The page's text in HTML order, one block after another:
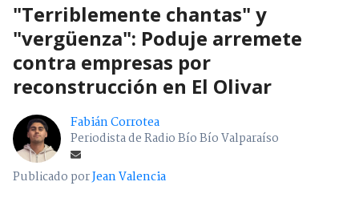
"Terriblemente chantas" y
"vergüenza": Poduje arremete
contra empresas por
reconstrucción en El Olivar
Fabián Corrotea
Periodista de Radio Bío Bío Valparaíso
Publicado porJean Valencia